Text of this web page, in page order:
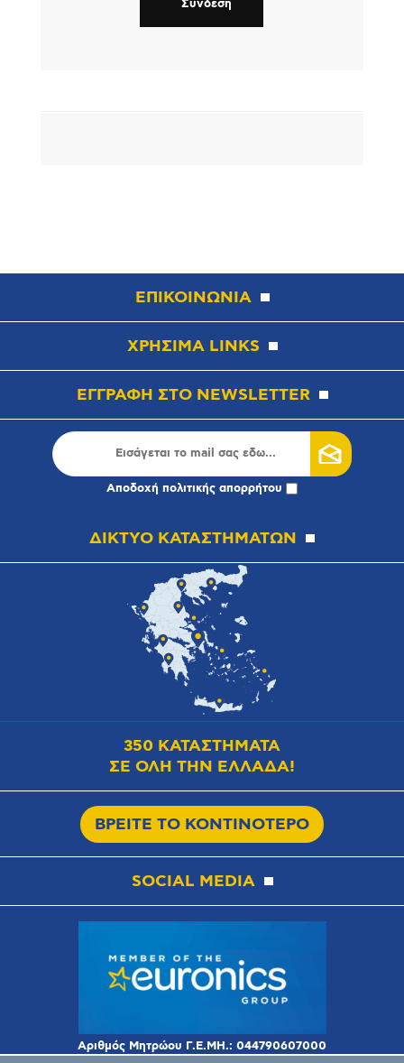
ΕΠΙΚΟΙΝΩΝΙΑ
ΧΡΗΣΙΜΑ LINKS
ΕΓΓΡΑΦΗ ΣΤΟ NEWSLETTER
Αποδοχή πολιτικής απορρήτου
ΔΙΚΤΥΟ ΚΑΤΑΣΤΗΜΑΤΩΝ
350 ΚΑΤΑΣΤΗΜΑΤΑ
ΣΕ ΟΛΗ ΤΗΝ ΕΛΛΑΔΑ!
ΒΡΕΙΤΕ ΤΟ ΚΟΝΤΙΝΟΤΕΡΟ
SOCIAL MEDIA